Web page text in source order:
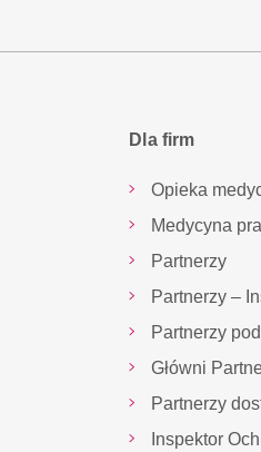
Dla firm
Opieka
Medycyna
Partnerzy
Partnerzy –
Partnerzy
Główni
Partnerzy
Inspektor